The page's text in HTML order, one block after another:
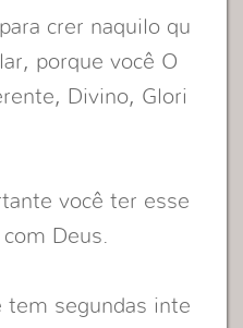
crer naquilo qu
porque você O
Divino, Glori
você ter esse
Deus.
tem segundas inte